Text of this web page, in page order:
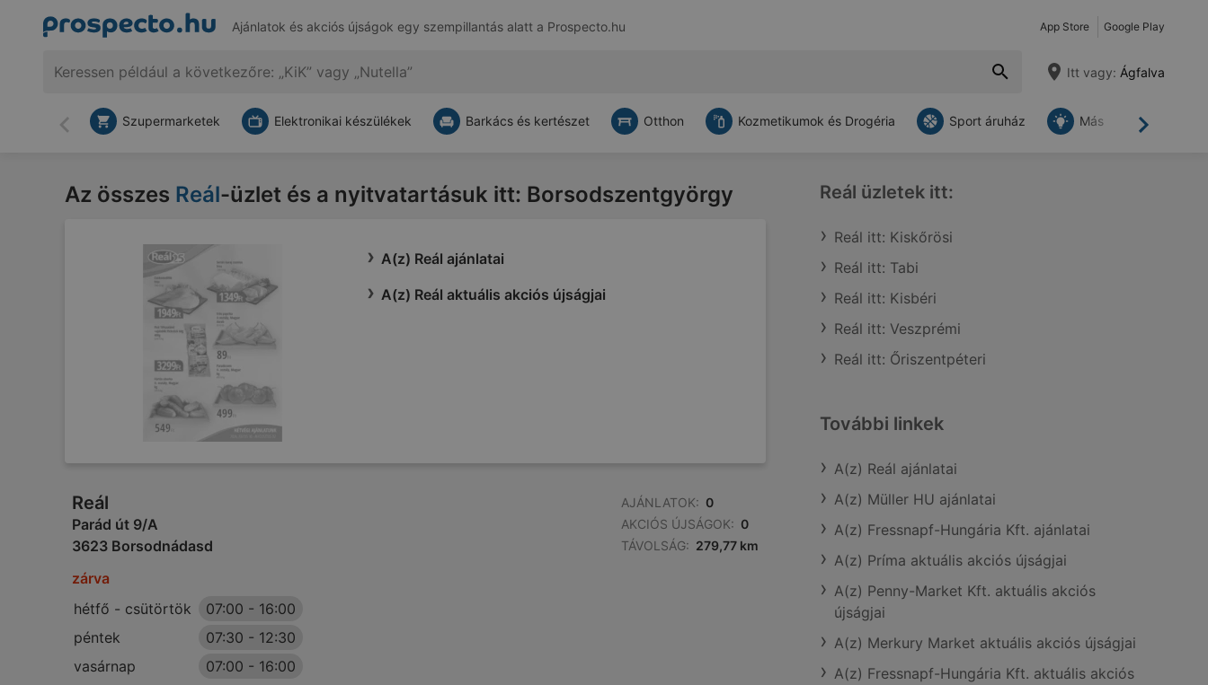
Ajánlatok és akciós újságok egy szempillantás alatt a Prospecto.hu App Store Google Play
Itt vagy: Ágfalva
Vissza Tovább
Szupermarketek Elektronikai készülékek Barkács és kertészet Otthon Kozmetikumok és Drogéria Sport áruház Más
Az összes Reál-üzlet és a nyitvatartásuk itt: Borsodszentgyörgy
A(z) Reál ajánlatai
A(z) Reál aktuális akciós újságjai
Reál
Parád út 9/A
3623 Borsodnádasd
AJÁNLATOK: 0
AKCIÓS ÚJSÁGOK: 0
TÁVOLSÁG: 279,77 km
zárva
hétfő - csütörtök
07:00 - 16:00
péntek
07:30 - 12:30
vasárnap
07:00 - 16:00
Reál üzletek itt:
Reál itt: Kiskőrösi
Reál itt: Tabi
Reál itt: Kisbéri
Reál itt: Veszprémi
Reál itt: Őriszentpéteri
További linkek
A(z) Reál ajánlatai
A(z) Müller HU ajánlatai
A(z) Fressnapf-Hungária Kft. ajánlatai
A(z) Príma aktuális akciós újságjai
A(z) Penny-Market Kft. aktuális akciós
újságjai
A(z) Merkury Market aktuális akciós újságjai
A(z) Fressnapf-Hungária Kft. aktuális akciós